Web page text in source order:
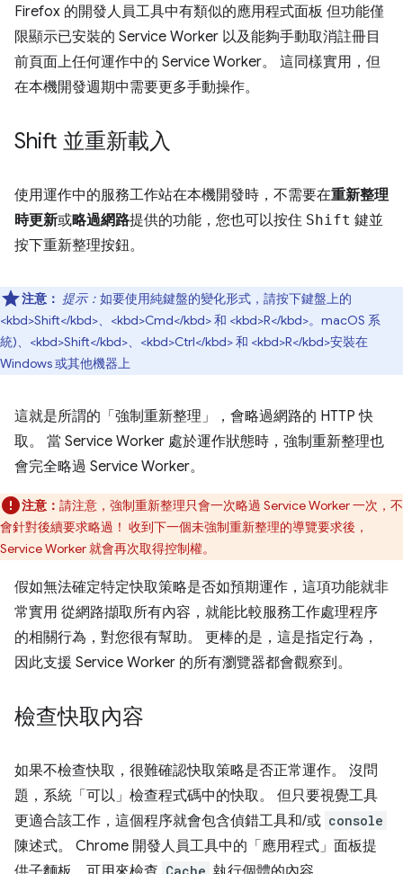
Firefox 的開發人員工具中有類似的應用程式面板 但功能僅
限顯示已安裝的 Service Worker 以及能夠手動取消註冊目
前頁面上任何運作中的 Service Worker。 這同樣實用，但
在本機開發週期中需要更多手動操作。
Shift 並重新載入
使用運作中的服務工作站在本機開發時，不需要在重新整理
時更新或略過網路提供的功能，您也可以按住 Shift 鍵並
按下重新整理按鈕。
注意： 提示： 如要使用純鍵盤的變化形式，請按下鍵盤上的
<kbd>Shift</kbd>、<kbd>Cmd</kbd> 和 <kbd>R</kbd>。macOS 系
統)、<kbd>Shift</kbd>、<kbd>Ctrl</kbd> 和 <kbd>R</kbd>安裝在
Windows 或其他機器上
這就是所謂的「強制重新整理」
，會略過網路的 HTTP 快
取。 當 Service Worker 處於運作狀態時，強制重新整理也
會完全略過 Service Worker。
注意： 請注意，強制重新整理只會一次略過 Service Worker 一次，不
會針對後續要求略過！ 收到下一個未強制重新整理的導覽要求後，
Service Worker 就會再次取得控制權。
假如無法確定特定快取策略是否如預期運作，這項功能就非
常實用 從網路擷取所有內容，就能比較服務工作處理程序
的相關行為，對您很有幫助。 更棒的是，這是指定行為，
因此支援 Service Worker 的所有瀏覽器都會觀察到。
檢查快取內容
如果不檢查快取，很難確認快取策略是否正常運作。 沒問
題，系統「可以」 檢查程式碼中的快取。 但只要視覺工具
更適合該工作，這個程序就會包含偵錯工具和/或 console
陳述式。 Chrome 開發人員工具中的「應用程式」面板提